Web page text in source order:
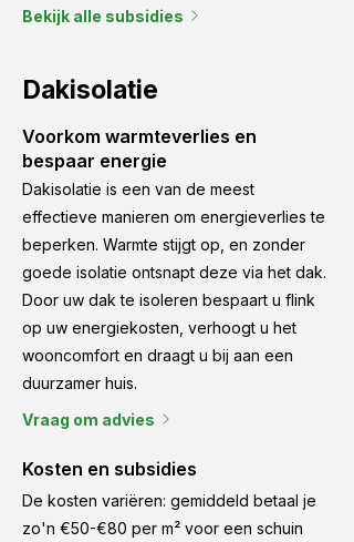
Bekijk alle subsidies
Dakisolatie
Voorkom warmteverlies en
bespaar energie
Dakisolatie is een van de meest
effectieve manieren om energieverlies te
beperken. Warmte stijgt op, en zonder
goede isolatie ontsnapt deze via het dak.
Door uw dak te isoleren bespaart u flink
op uw energiekosten, verhoogt u het
wooncomfort en draagt u bij aan een
duurzamer huis.
Vraag om advies
Kosten en subsidies
De kosten variëren: gemiddeld betaal je
zo'n €50-€80 per m² voor een schuin